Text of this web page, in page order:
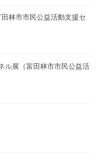
林市市民公益活動支援セ
ル展（富田林市市民公益活